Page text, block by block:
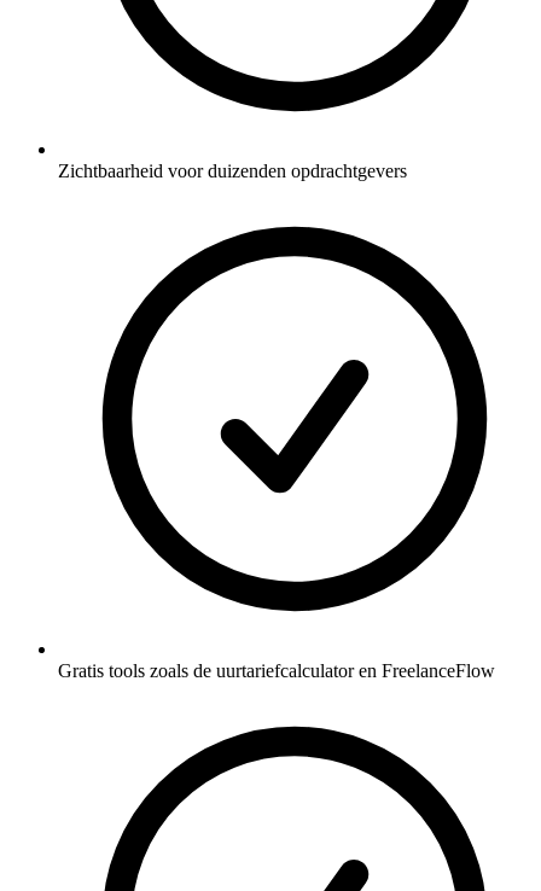
Zichtbaarheid voor duizenden opdrachtgevers
Gratis tools zoals de uurtariefcalculator en FreelanceFlow